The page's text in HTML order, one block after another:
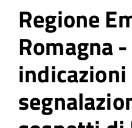
Regione
Romagna